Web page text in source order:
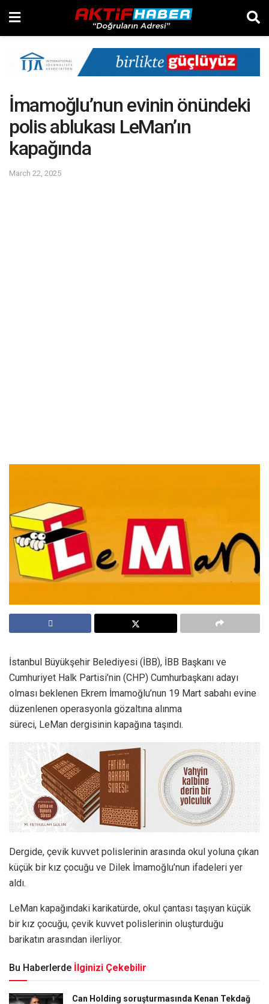
İmamoğlu’nun evinin önündeki
polis ablukası LeMan’ın
kapağında
March 22, 2025
İstanbul Büyükşehir Belediyesi (İBB), İBB Başkanı ve
Cumhuriyet Halk Partisi’nin (CHP) Cumhurbaşkanı adayı
olması beklenen Ekrem İmamoğlu’nun 19 Mart sabahı evine
düzenlenen operasyonla gözaltına alınma
süreci, LeMan dergisinin kapağına taşındı.
Dergide, çevik kuvvet polislerinin arasında okul yoluna çıkan
küçük bir kız çocuğu ve Dilek İmamoğlu’nun ifadeleri yer
aldı.
LeMan kapağındaki karikatürde, okul çantası taşıyan küçük
bir kız çocuğu, çevik kuvvet polislerinin oluşturduğu
barikatın arasından ilerliyor.
Bu Haberlerde İlginizi Çekebilir
Can Holding soruşturmasında Kenan Tekdağ